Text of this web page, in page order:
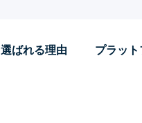
選ばれる理由 プラッ